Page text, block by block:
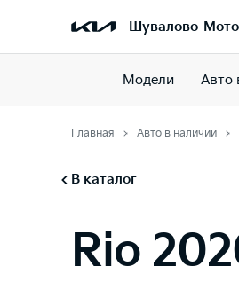
Шувалово-
Модели Авто
Главная Авто в наличии
В каталог
Rio